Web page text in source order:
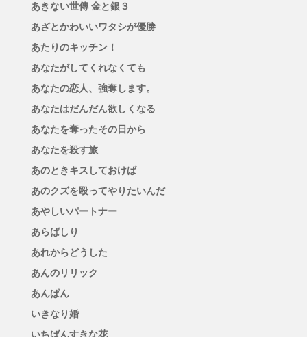
あきない世傳 金と銀３
あざとかわいいワタシが優勝
あたりのキッチン！
あなたがしてくれなくても
あなたの恋人、強奪します。
あなたはだんだん欲しくなる
あなたを奪ったその日から
あなたを殺す旅
あのときキスしておけば
あのクズを殴ってやりたいんだ
あやしいパートナー
あらばしり
あれからどうした
あんのリリック
あんぱん
いきなり婚
いちばんすきな花